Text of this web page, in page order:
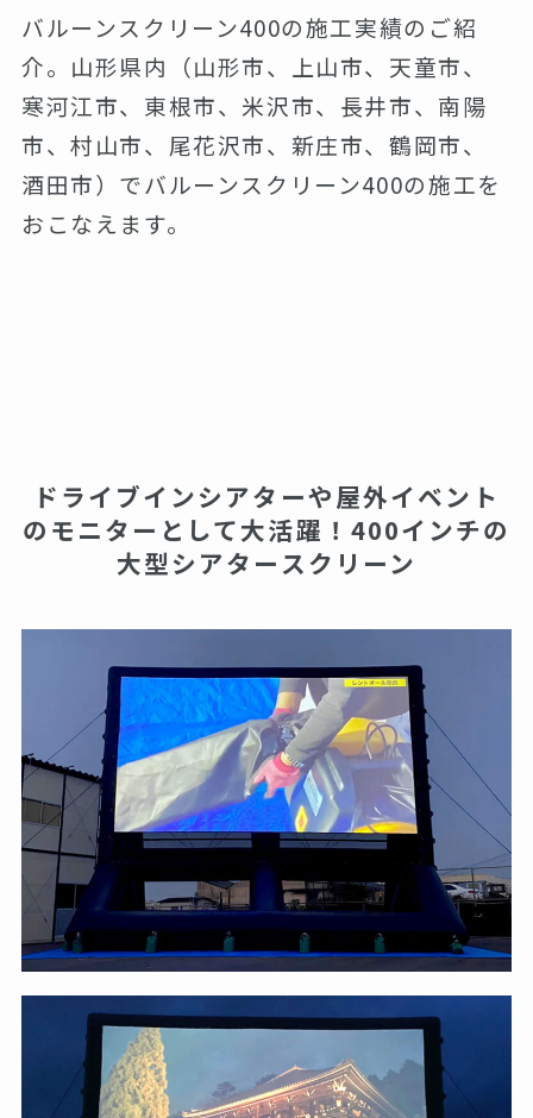
バルーンスクリーン400の施工実績のご紹
介。山形県内（山形市、上山市、天童市、
寒河江市、東根市、米沢市、長井市、南陽
市、村山市、尾花沢市、新庄市、鶴岡市、
酒田市）でバルーンスクリーン400の施工を
おこなえます。
ドライブインシアターや屋外イベント
のモニターとして大活躍！400インチの
大型シアタースクリーン